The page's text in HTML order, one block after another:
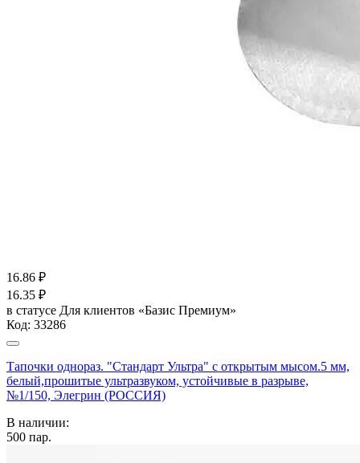
16.86 ₽
16.35 ₽
в статусе Для клиентов «Базис Премиум»
Код: 33286
Тапочки однораз. "Стандарт Ультра" с открытым мысом.5 мм,
белый,прошитые ультразвуком, устойчивые в разрыве,
№1/150, Элегрин (РОССИЯ)
В наличии:
500 пар.